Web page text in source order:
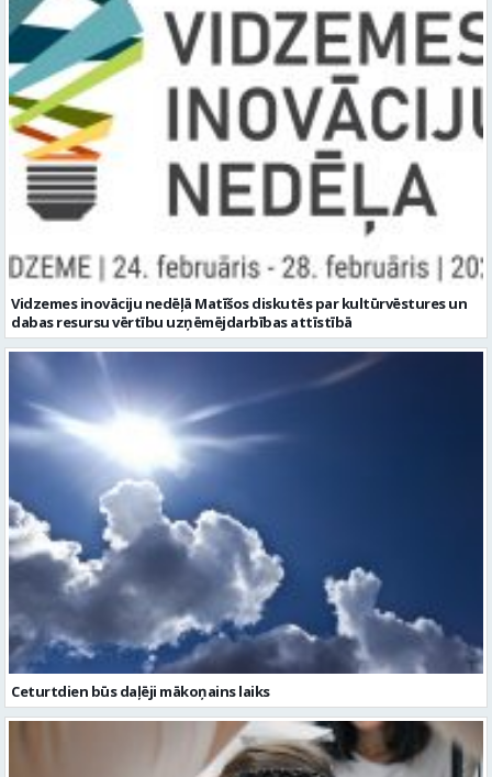
Vidzemes inovāciju nedēļā Matīšos diskutēs par kultūrvēstures un
dabas resursu vērtību uzņēmējdarbības attīstībā
Ceturtdien būs daļēji mākoņains laiks